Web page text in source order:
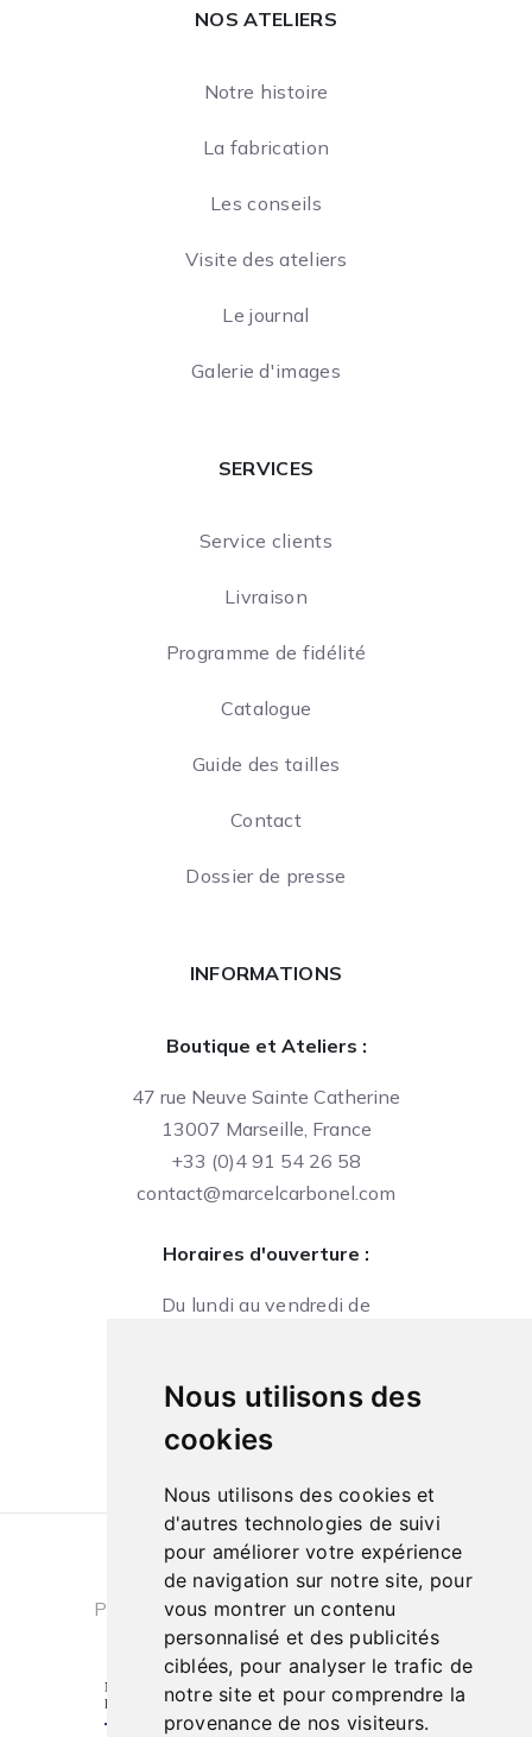
Nous utilisons des
cookies
Nous utilisons des cookies et
d'autres technologies de suivi
pour améliorer votre expérience
de navigation sur notre site, pour
vous montrer un contenu
personnalisé et des publicités
ciblées, pour analyser le trafic de
notre site et pour comprendre la
provenance de nos visiteurs.
NOS ATELIERS
Notre histoire
La fabrication
Les conseils
Visite des ateliers
Le journal
Galerie d'images
SERVICES
Service clients
Livraison
Programme de fidélité
Catalogue
Guide des tailles
Contact
Dossier de presse
INFORMATIONS
Boutique et Ateliers :
47 rue Neuve Sainte Catherine
13007 Marseille, France
+33 (0)4 91 54 26 58
contact@marcelcarbonel.com
Horaires d'ouverture :
Du lundi au vendredi de
10h à 13h et de 14h à 18h
Conditions générales de ventes
|
Politique de confidentialité
| Cookies